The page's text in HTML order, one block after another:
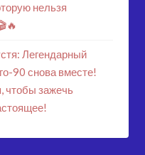
нельзя
Легендарный
90 снова вместе!
чтобы зажечь